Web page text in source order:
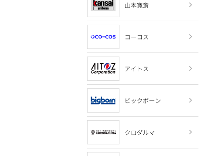
山本寛斎
コーコス
アイトス
ビックボーン
クロダルマ